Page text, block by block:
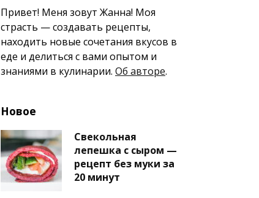
Привет! Меня зовут Жанна! Моя
страсть — создавать рецепты,
находить новые сочетания вкусов в
еде и делиться с вами опытом и
знаниями в кулинарии. Об авторе.
Новое
Свекольная
лепешка с сыром —
рецепт без муки за
20 минут